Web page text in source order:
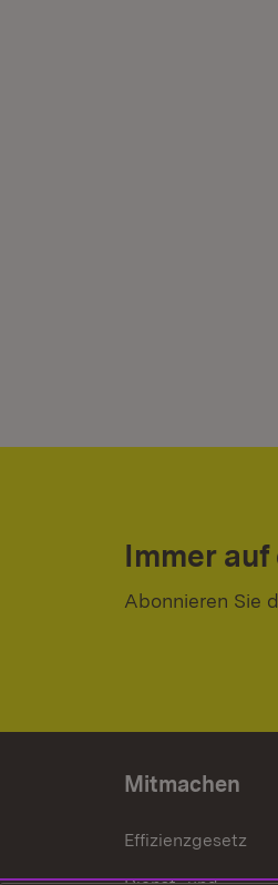
Immer
Abonnieren Sie
Mitmachen
Effizienzgesetz